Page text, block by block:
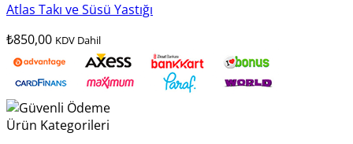
Atlas Takı ve Süsü Yastığı
₺850,00 KDV Dahil
Ürün Kategorileri